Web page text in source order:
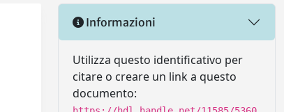
Informazioni
Utilizza questo identificativo per
citare o creare un link a questo
documento: